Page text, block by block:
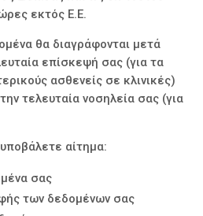
εκτός Ε.Ε.
θα διαγράφονται μετά
επίσκεψή σας (για τα
ασθενείς σε κλινικές)
τελευταία νοσηλεία σας (για
αίτημα:
σας
των δεδομένων σας